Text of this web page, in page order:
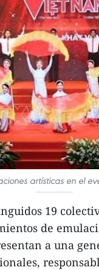
artísticas en el
19
de
a una